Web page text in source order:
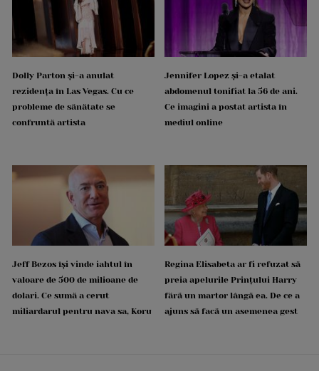
Dolly Parton și-a anulat
rezidența în Las Vegas. Cu ce
probleme de sănătate se
confruntă artista
Jennifer Lopez și-a etalat
abdomenul tonifiat la 56 de ani.
Ce imagini a postat artista în
mediul online
Jeff Bezos își vinde iahtul în
valoare de 500 de milioane de
dolari. Ce sumă a cerut
miliardarul pentru nava sa, Koru
Regina Elisabeta ar fi refuzat să
preia apelurile Prințului Harry
fără un martor lângă ea. De ce a
ajuns să facă un asemenea gest